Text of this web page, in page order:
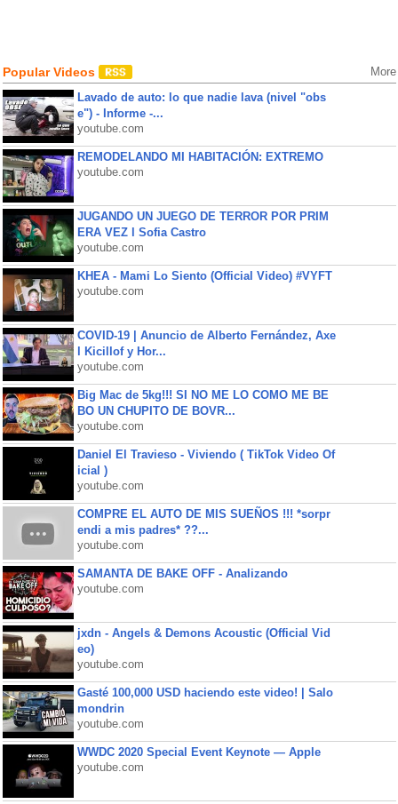
Popular Videos More
Lavado de auto: lo que nadie lava (nivel "obs
e") - Informe -...
youtube.com
REMODELANDO MI HABITACIÓN: EXTREMO
youtube.com
JUGANDO UN JUEGO DE TERROR POR PRIM
ERA VEZ l Sofia Castro
youtube.com
KHEA - Mami Lo Siento (Official Video) #VYFT
youtube.com
COVID-19 | Anuncio de Alberto Fernández, Axe
l Kicillof y Hor...
youtube.com
Big Mac de 5kg!!! SI NO ME LO COMO ME BE
BO UN CHUPITO DE BOVR...
youtube.com
Daniel El Travieso - Viviendo ( TikTok Video Of
icial )
youtube.com
COMPRE EL AUTO DE MIS SUEÑOS !!! *sorpr
endi a mis padres* ??...
youtube.com
SAMANTA DE BAKE OFF - Analizando
youtube.com
jxdn - Angels & Demons Acoustic (Official Vid
eo)
youtube.com
Gasté 100,000 USD haciendo este video! | Salo
mondrin
youtube.com
WWDC 2020 Special Event Keynote — Apple
youtube.com